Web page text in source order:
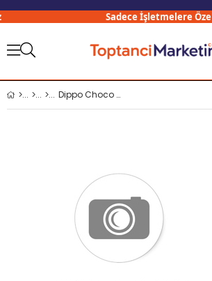
Sadece İşletmelere Özel
Dippo Choco Smile Emoji Sütlü Kokolin 5 Gr